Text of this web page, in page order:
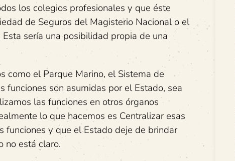
los colegios profesionales y que éste
de Seguros del Magisterio Nacional o el
sería una posibilidad propia de una
como el Parque Marino, el Sistema de
funciones son asumidas por el Estado, sea
las funciones en otros órganos
lo que hacemos es Centralizar esas
funciones y que el Estado deje de brindar
no está claro.